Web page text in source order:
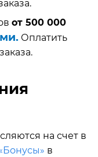
от 500 000
Оплатить
на счет в
в